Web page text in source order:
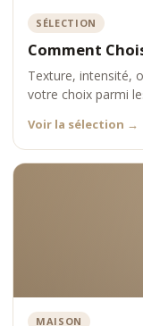
référence française
premium
, capable de
épiceries fines
SÉLECTION
Comment
Texture, intensité,
votre choix parmi
Voir la sélection →
MAISON